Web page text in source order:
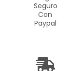
Seguro
Con
Paypal